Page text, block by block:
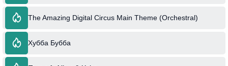
The Amazing Digital Circus Main Theme (Orchestral)
Хубба Бубба